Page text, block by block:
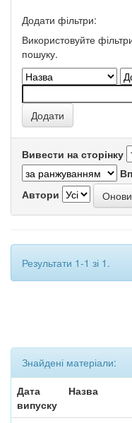
Додати фільтри:
Використовуйте
пошуку.
Вивести на сторінку
Автори
Результати 1-1 зі 1.
Знайдені матеріали:
Дата
випуску
Назва